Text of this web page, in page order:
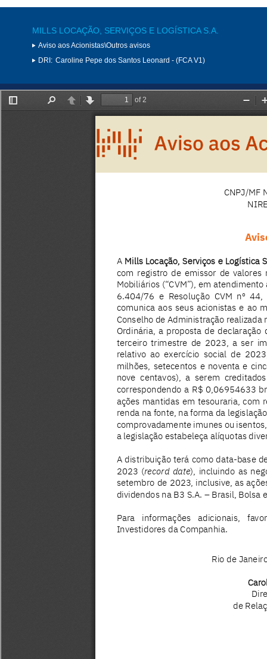
MILLS LOCAÇÃO, SERVIÇOS E LOGÍSTICA S.A.
Aviso aos Acionistas\Outros avisos
DRI: Caroline Pepe dos Santos Leonard - (FCA V1)